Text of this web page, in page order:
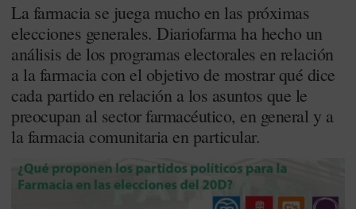
La farmacia se juega mucho en las próximas
elecciones generales. Diariofarma ha hecho un
análisis de los programas electorales en relación
a la farmacia con el objetivo de mostrar qué dice
cada partido en relación a los asuntos que le
preocupan al sector farmacéutico, en general y a
la farmacia comunitaria en particular.